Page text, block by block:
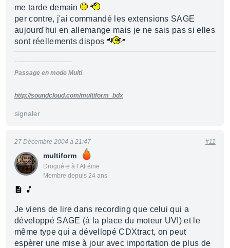
me tarde demain
per contre, j'ai commandé les extensions SAGE
aujourd'hui en allemange mais je ne sais pas si elles
sont réellements dispos
----------------------------
Passage en mode Multi
http://soundcloud.com/multiform_bdx
signaler
multiform
Drogué·e à l’AFéine
Membre depuis 24 ans
27 Décembre 2004 à 21:47 #11
Je viens de lire dans recording que celui qui a
développé SAGE (à la place du moteur UVI) et le
même type qui a dévellopé CDXtract, on peut
espèrer une mise à jour avec importation de plus de